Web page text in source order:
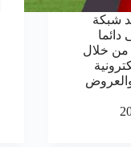
شبكة
من خلال